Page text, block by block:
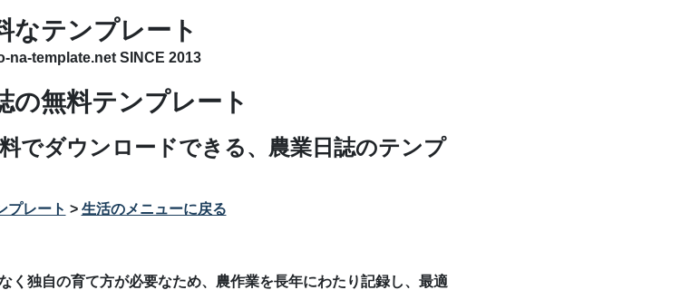
なテンプレート
na-template.net SINCE 2013
の無料テンプレート
でダウンロードできる、農業日誌のテンプ
プレート > 生活のメニューに戻る
く独自の育て方が必要なため、農作業を長年にわたり記録し、最適